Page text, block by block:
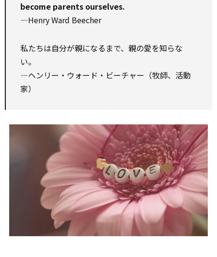
become parents ourselves.
—Henry Ward Beecher
私たちは自分が親になるまで、親の愛を知らな
い。
―ヘンリー・ウォード・ビーチャー（牧師、活動
家）